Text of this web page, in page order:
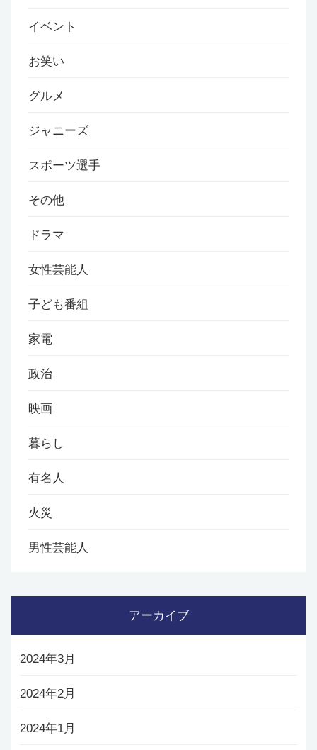
イベント
お笑い
グルメ
ジャニーズ
スポーツ選手
その他
ドラマ
女性芸能人
子ども番組
家電
政治
映画
暮らし
有名人
火災
男性芸能人
アーカイブ
2024年3月
2024年2月
2024年1月